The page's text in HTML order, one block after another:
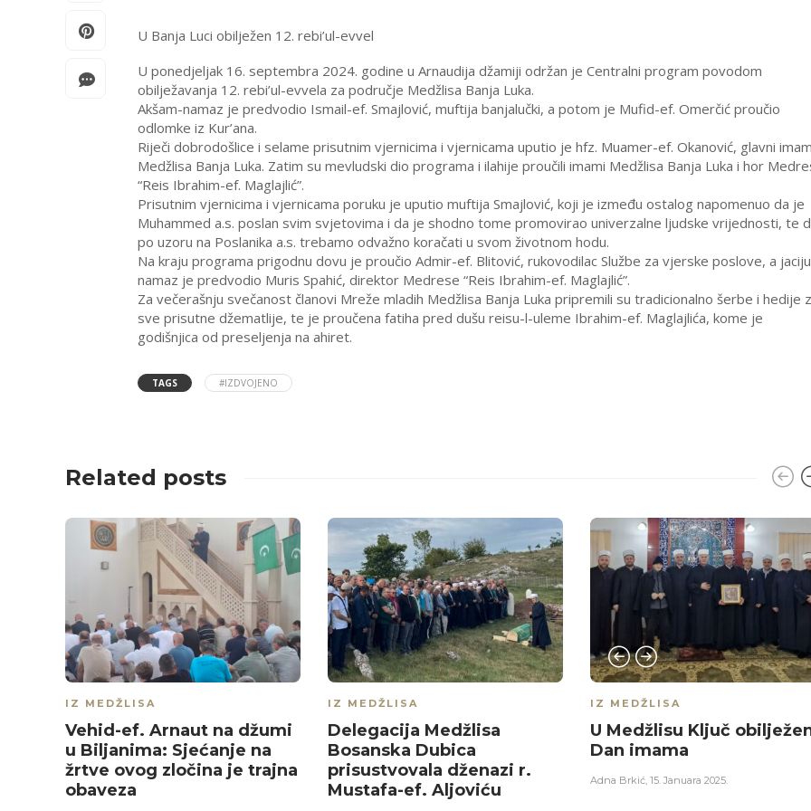
U Banja Luci obilježen 12. rebi’ul-evvel
U ponedjeljak 16. septembra 2024. godine u Arnaudija džamiji održan je Centralni program povodom
obilježavanja 12. rebi’ul-evvela za područje Medžlisa Banja Luka.
Akšam-namaz je predvodio Ismail-ef. Smajlović, muftija banjalučki, a potom je Mufid-ef. Omerčić proučio
odlomke iz Kur’ana.
Riječi dobrodošlice i selame prisutnim vjernicima i vjernicama uputio je hfz. Muamer-ef. Okanović, glavni imam
Medžlisa Banja Luka. Zatim su mevludski dio programa i ilahije proučili imami Medžlisa Banja Luka i hor
“Reis Ibrahim-ef. Maglajlić”.
Prisutnim vjernicima i vjernicama poruku je uputio muftija Smajlović, koji je između ostalog napomenuo da je
Muhammed a.s. poslan svim svjetovima i da je shodno tome promovirao univerzalne ljudske vrijednosti, te
po uzoru na Poslanika a.s. trebamo odvažno koračati u svom životnom hodu.
Na kraju programa prigodnu dovu je proučio Admir-ef. Blitović, rukovodilac Službe za vjerske poslove, a
namaz je predvodio Muris Spahić, direktor Medrese “Reis Ibrahim-ef. Maglajlić”.
Za večerašnju svečanost članovi Mreže mladih Medžlisa Banja Luka pripremili su tradicionalno šerbe i hedije
sve prisutne džematlije, te je proučena fatiha pred dušu reisu-l-uleme Ibrahim-ef. Maglajlića, kome je
godišnjica od preseljenja na ahiret.
TAGS #IZDVOJENO
Related posts
IZ MEDŽLISA
Vehid-ef. Arnaut na džumi
u Biljanima: Sjećanje na
žrtve ovog zločina je trajna
obaveza
IZ MEDŽLISA
Delegacija Medžlisa
Bosanska Dubica
prisustvovala dženazi r.
Mustafa-ef. Aljoviću
IZ MEDŽLISA
U Medžlisu Ključ
Dan imama
Adna Brkić, 15. Januara 2025.